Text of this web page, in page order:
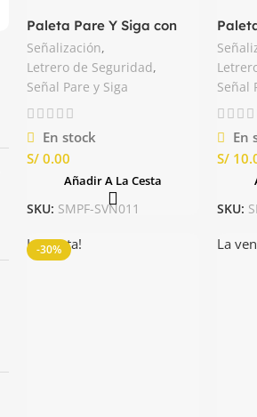
Paleta Pare Y Siga con
Refuerzo Color Negro
Señalización,
Letrero de Seguridad,
Señal Pare y Siga
En stock
S/
Añadir A La Cesta
SKU: SMPF-SVN011
Señal
En
S/
SKU:
-30%
La venta! La